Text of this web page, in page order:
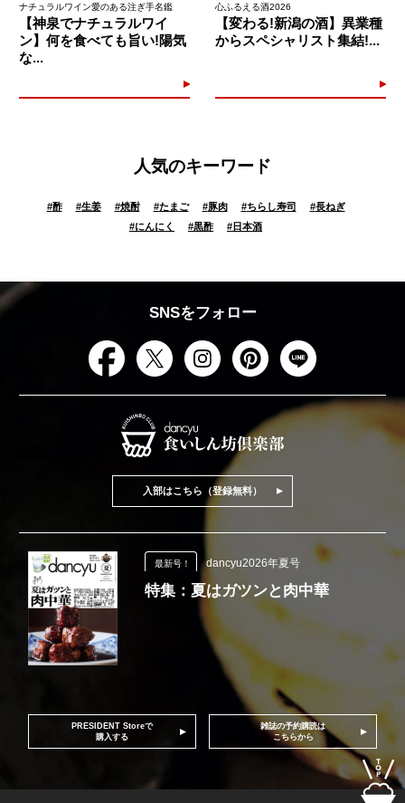
ナチュラルワイン愛のある注ぎ手名鑑
【神泉でナチュラルワイ
ン】何を食べても旨い!陽気
な...
心ふるえる酒2026
【変わる!新潟の酒】異業種
からスペシャリスト集結!...
人気のキーワード
#酢 #生姜 #焼酎 #たまご #豚肉 #ちらし寿司 #長ねぎ
#にんにく #黒酢 #日本酒
SNSをフォロー
入部はこちら（登録無料）
最新号！ dancyu2026年夏号
特集：夏はガツンと肉中華
PRESIDENT Storeで
購入する
雑誌の予約購読は
こちらから